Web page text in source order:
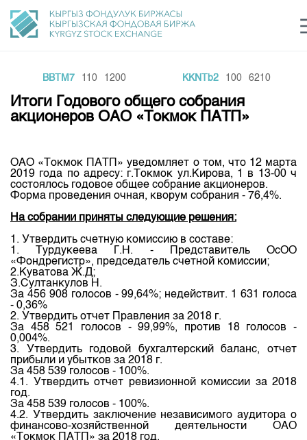
Финансовый рынок KG login Рус
Общая информация
Акционеры
Руководство
Внутренний аудитор
Комитеты
Участники торгов
Наши партнеры
Cтратегия развития
Корпоративные документы
Контакты
Направления
Товарно-сырьевой сектор
Листинг
Центр раскрытия информации
Тарифы
Аналитика
Финансовый рынок KG
Пресс-клуб
25 лет ЗАО КФБ
Нормативная база
Биржевая деятельность
Депозитарная деятельность
Центр раскрытия информации
Статистика торгов
Итоги последних торгов
Архив торгов
Индекс и Капитализация
Котировки по ЦБ
Котировки по драг. металлам
Расписание аукционов по ГЦБ
Результаты аукционов ГЦБ
Объем ГЦБ в обращении
Учебный центр
Общая информация
План работы на год
BBTM7 110 1200 KKNTb2 100 6210
Итоги Годового общего собрания
акционеров ОАО «Токмок ПАТП»
ОАО «Токмок ПАТП» уведомляет о том, что 12 марта
2019 года по адресу: г.Токмок ул.Кирова, 1 в 13-00 ч
состоялось годовое общее собрание акционеров.
Форма проведения очная, кворум собрания - 76,4%.
На собрании приняты следующие решения:
1. Утвердить счетную комиссию в составе:
1. Турдукеева Г.Н. - Представитель ОсОО
«Фондрегистр», председатель счетной комиссии;
2.Куватова Ж.Д;
З.Султанкулов Н.
За 456 908 голосов - 99,64%; недействит. 1 631 голоса
- 0,36%
2. Утвердить отчет Правления за 2018 г.
За 458 521 голосов - 99,99%, против 18 голосов -
0,004%.
3. Утвердить годовой бухгалтерский баланс, отчет
прибыли и убытков за 2018 г.
За 458 539 голосов - 100%.
4.1. Утвердить отчет ревизионной комиссии за 2018
год.
За 458 539 голосов - 100%.
4.2. Утвердить заключение независимого аудитора о
финансово-хозяйственной деятельности ОАО
«Токмок ПАТП» за 2018 год.